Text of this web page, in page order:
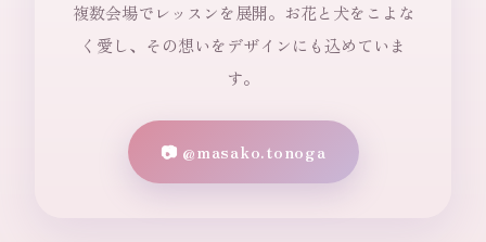
複数会場でレッスンを展開。お花と犬をこよな
く愛し、その想いをデザインにも込めていま
す。
📷 @masako.tonoga